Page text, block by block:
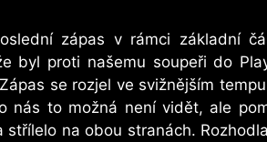
zápas v rámci základní
byl proti našemu soupeři do
se rozjel ve svižnějším
nás to možná není vidět, ale
střílelo na obou stranách.